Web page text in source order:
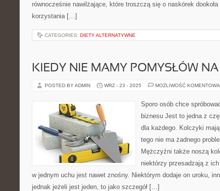
równocześnie nawilżające, które troszczą się o naskórek
korzystania […]
CATEGORIES: DIETY ALTERNATYWNE
KIEDY NIE MAMY POMYSŁÓW NA
POSTED BY ADMIN WRZ - 23 - 2025 MOŻLIWOŚĆ
Sporo osób chce
biznesu Jest to jedna z
dla każdego. Kolczyki
tego nie ma żadnego
Mężczyźni także noszą
niektórzy przesadzają z
w jednym uchu jest nawet znośny. Niektórym dodaje on uroku,
jednak jeżeli jest jeden, to jako szczegół […]